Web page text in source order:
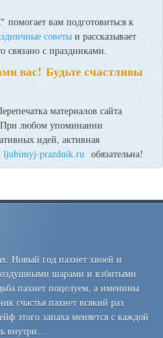
вам подготовиться к
советы и рассказывает
связано с праздниками.
вас! Будьте счастливы
материалов сайта
любом упоминании
идей, активная
ljubimyj-prazdnik.ru обязательна!
Новый год пахнет хвоей и
шарами и взбитыми
пахнет поцелуем, а именины
счастья пахнет всякий раз
этого запаха меняется с каждой
внутри…